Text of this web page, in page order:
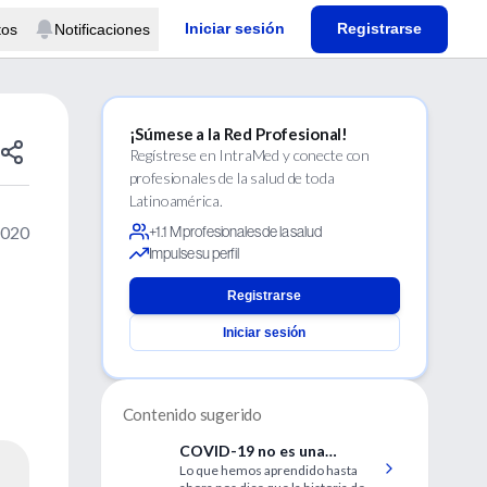
Notificaciones Iniciar sesión Registrarse
¡Súmese a la Red Profesional!
Regístrese en IntraMed y conecte con
profesionales de la salud de toda
Latinoamérica.
+1.1 M profesionales de la salud
Impulse su perfil
Registrarse
Iniciar sesión
Contenido sugerido
COVID-19 no es una
pandemia
Lo que hemos aprendido hasta